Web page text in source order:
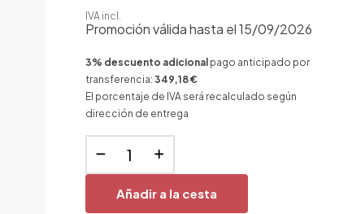
IVA incl.
Promoción válida hasta el 15/09/2026
3% descuento adicional pago anticipado por
transferencia: 349,18 €
El porcentaje de IVA será recalculado según
dirección de entrega
Añadir a la cesta